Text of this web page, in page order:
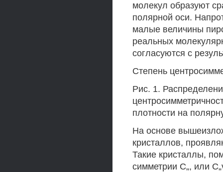
молекул образуют
полярной оси.
малые величины
реальных
согласуются с
Степень
Рис. 1.
плотности на
На основе
кристаллов,
Такие кристаллы,
симметрии С„, или